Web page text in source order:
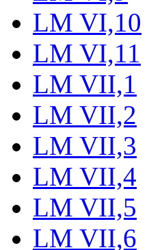
LM VI,10
LM VI,11
LM VII,1
LM VII,2
LM VII,3
LM VII,4
LM VII,5
LM VII,6